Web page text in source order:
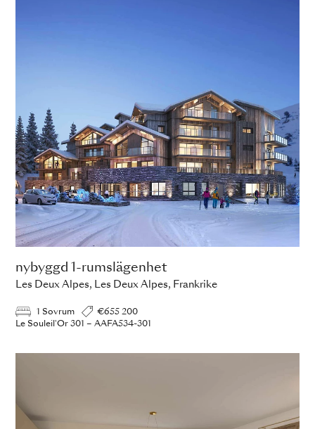
nybyggd 1-rumslägenhet
Les Deux Alpes, Les Deux Alpes, Frankrike
1 Sovrum
€655 200
Le Souleil'Or 301 – AAFA534-301